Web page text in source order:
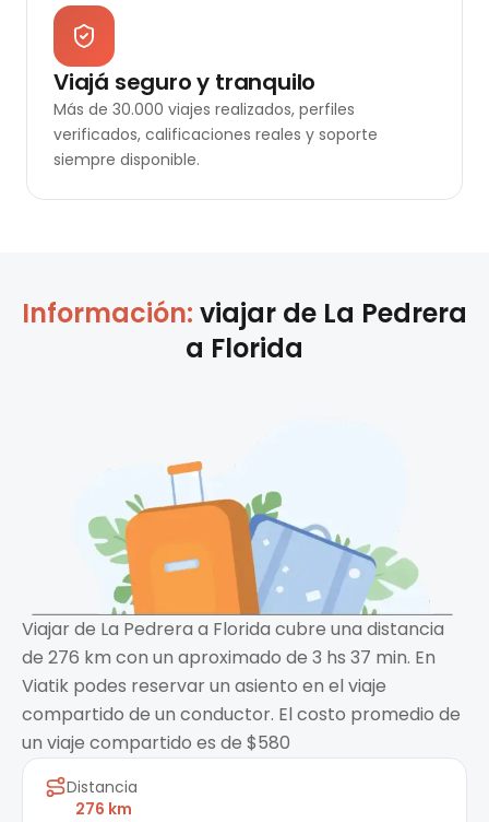
Viajá seguro y tranquilo
Más de 30.000 viajes realizados, perfiles
verificados, calificaciones reales y soporte
siempre disponible.
Información: viajar de La Pedrera
a Florida
Viajar de La Pedrera a Florida cubre una distancia
de 276 km con un aproximado de 3 hs 37 min. En
Viatik podes reservar un asiento en el viaje
compartido de un conductor. El costo promedio de
un viaje compartido es de $580
Distancia
276 km